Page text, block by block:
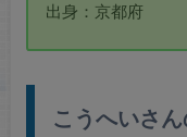
出身：京都府
こうへいさ